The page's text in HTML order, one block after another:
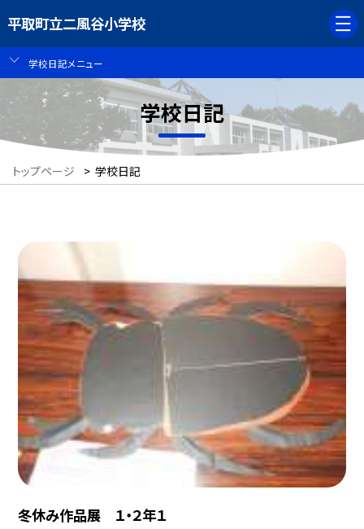
平取町立二風谷小学校
学校日記メニュー
学校日記
トップページ > 学校日記
冬休み作品展 １・２年１